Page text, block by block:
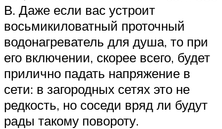
В. Даже если вас устроит
восьмикиловатный проточный
водонагреватель для душа, то при
его включении, скорее всего, будет
прилично падать напряжение в
сети: в загородных сетях это не
редкость, но соседи вряд ли будут
рады такому повороту.